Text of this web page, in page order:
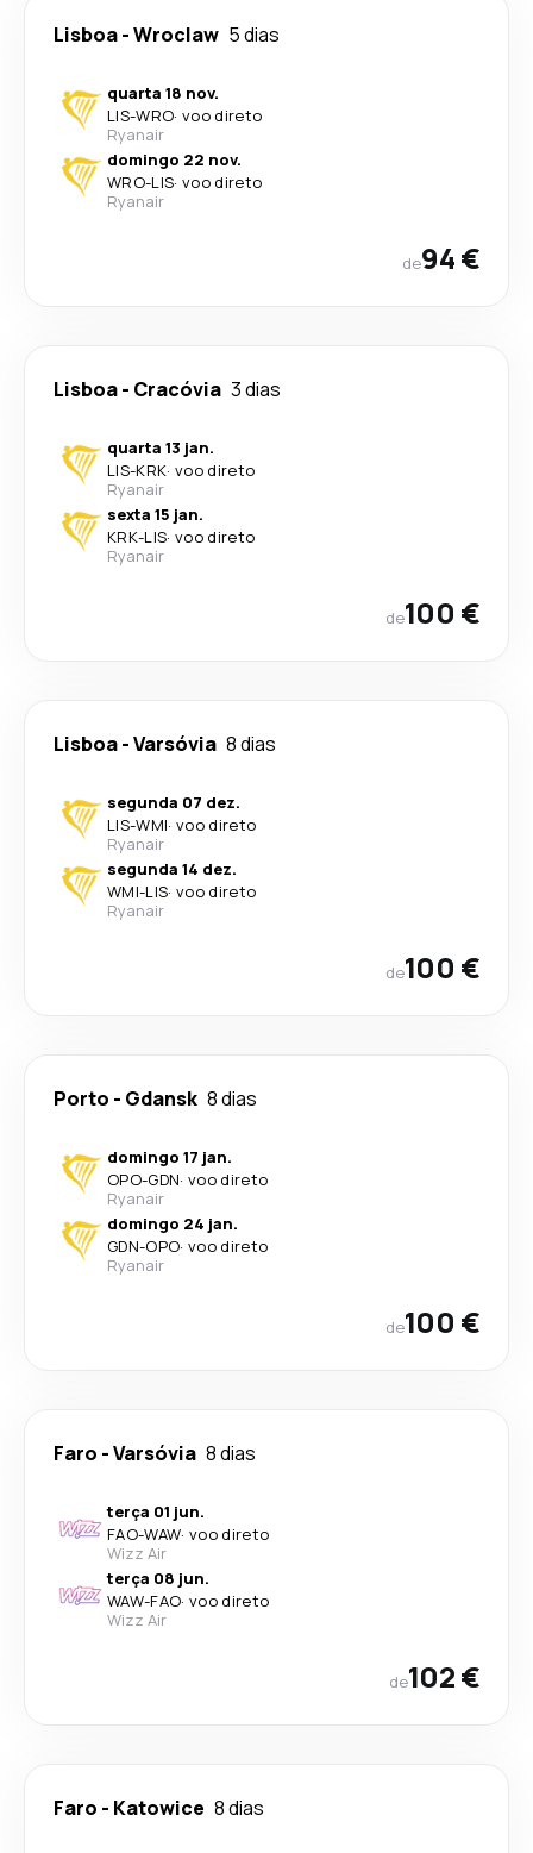
Lisboa-Wroclaw 5 dias
quarta 18 nov.
LIS-WRO· voo direto
Ryanair
domingo 22 nov.
WRO-LIS· voo direto
Ryanair
de94 €
Lisboa- Cracóvia 3 dias
quarta 13 jan.
LIS-KRK· voo direto
Ryanair
sexta 15 jan.
KRK-LIS· voo direto
Ryanair
de100 €
Lisboa-Varsóvia 8 dias
segunda 07 dez.
LIS-WMI· voo direto
Ryanair
segunda 14 dez.
WMI-LIS· voo direto
Ryanair
de100 €
Porto - Gdansk 8 dias
domingo 17 jan.
OPO-GDN· voo direto
Ryanair
domingo 24 jan.
GDN-OPO· voo direto
Ryanair
de100 €
Faro -Varsóvia 8 dias
terça 01 jun.
FAO-WAW· voo direto
Wizz Air
terça 08 jun.
WAW-FAO· voo direto
Wizz Air
de102 €
Faro - Katowice 8 dias